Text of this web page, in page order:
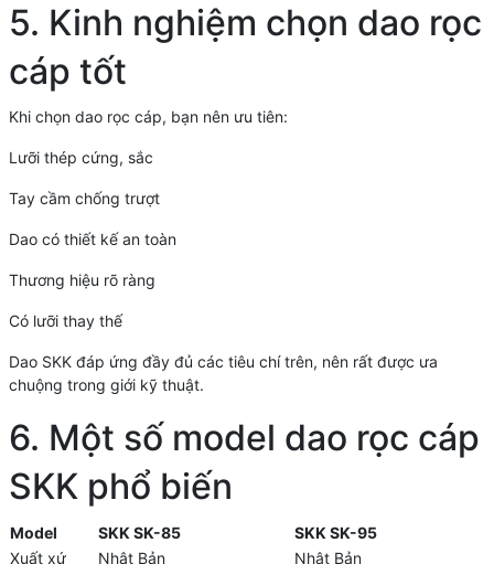
5. Kinh nghiệm chọn dao rọc
cáp tốt
Khi chọn dao rọc cáp, bạn nên ưu tiên:
Lưỡi thép cứng, sắc
Tay cầm chống trượt
Dao có thiết kế an toàn
Thương hiệu rõ ràng
Có lưỡi thay thế
Dao SKK đáp ứng đầy đủ các tiêu chí trên, nên rất được ưa
chuộng trong giới kỹ thuật.
6. Một số model dao rọc cáp
SKK phổ biến
Model SKK SK-85
SKK SK-95
Xuất xứ
Nhật Bản Nhật Bản